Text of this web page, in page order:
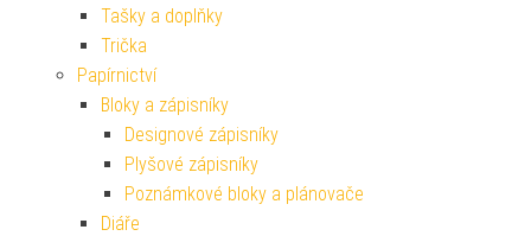
Tašky a doplňky
Trička
Papírnictví
Bloky a zápisníky
Designové zápisníky
Plyšové zápisníky
Poznámkové bloky a plánovače
Diáře